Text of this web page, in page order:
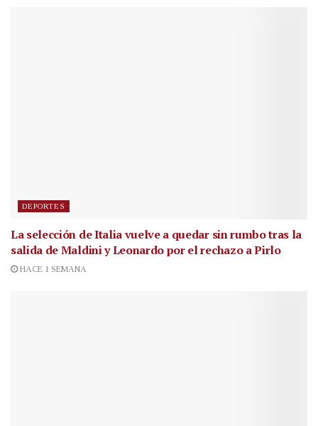
DEPORTES
La selección de Italia vuelve a quedar sin rumbo tras la
salida de Maldini y Leonardo por el rechazo a Pirlo
HACE 1 SEMANA